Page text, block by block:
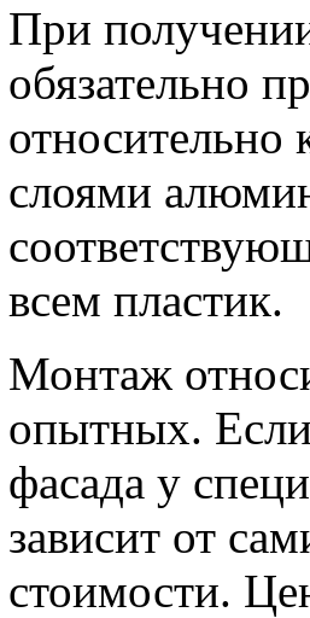
При
обязательно
относительно
слоями
всем пластик.
Монтаж
опытных. Если
фасада у
зависит от
стоимости.